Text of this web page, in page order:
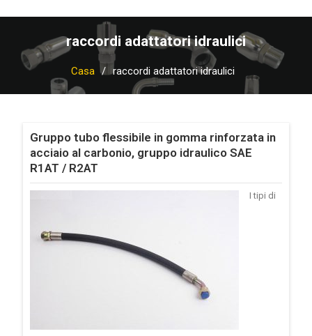
raccordi adattatori idraulici
Casa raccordi adattatori idraulici
Gruppo tubo flessibile in gomma rinforzata in
acciaio al carbonio, gruppo idraulico SAE
R1AT / R2AT
I tipi di